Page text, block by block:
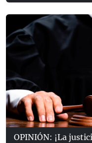
OPINIÓN: ¡La